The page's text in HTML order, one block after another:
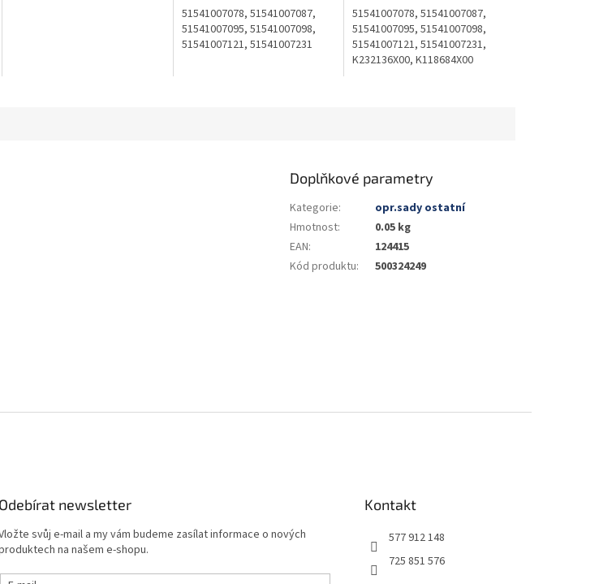
51541007078, 51541007087,
51541007095, 51541007098,
51541007121, 51541007231
51541007078, 51541007087,
51541007095, 51541007098,
51541007121, 51541007231,
K232136X00, K118684X00
Doplňkové parametry
Kategorie:
opr.sady ostatní
Hmotnost:
0.05 kg
EAN:
124415
Kód produktu: 500324249
Odebírat newsletter
svůj e-mail a my vám budeme zasílat informace o nových
na našem e-shopu.
Kontakt
577 912 148
725 851 576